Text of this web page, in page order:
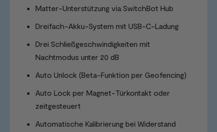
Matter-Unterstützung via SwitchBot Hub
Dreifach-Akku-System mit USB-C-Ladung
Drei Schließgeschwindigkeiten mit
Nachtmodus unter 20 dB
Auto Unlock (Beta-Funktion per Geofencing)
Auto Lock per Magnet-Türkontakt oder
zeitgesteuert
Automatische Kalibrierung bei Widerstand